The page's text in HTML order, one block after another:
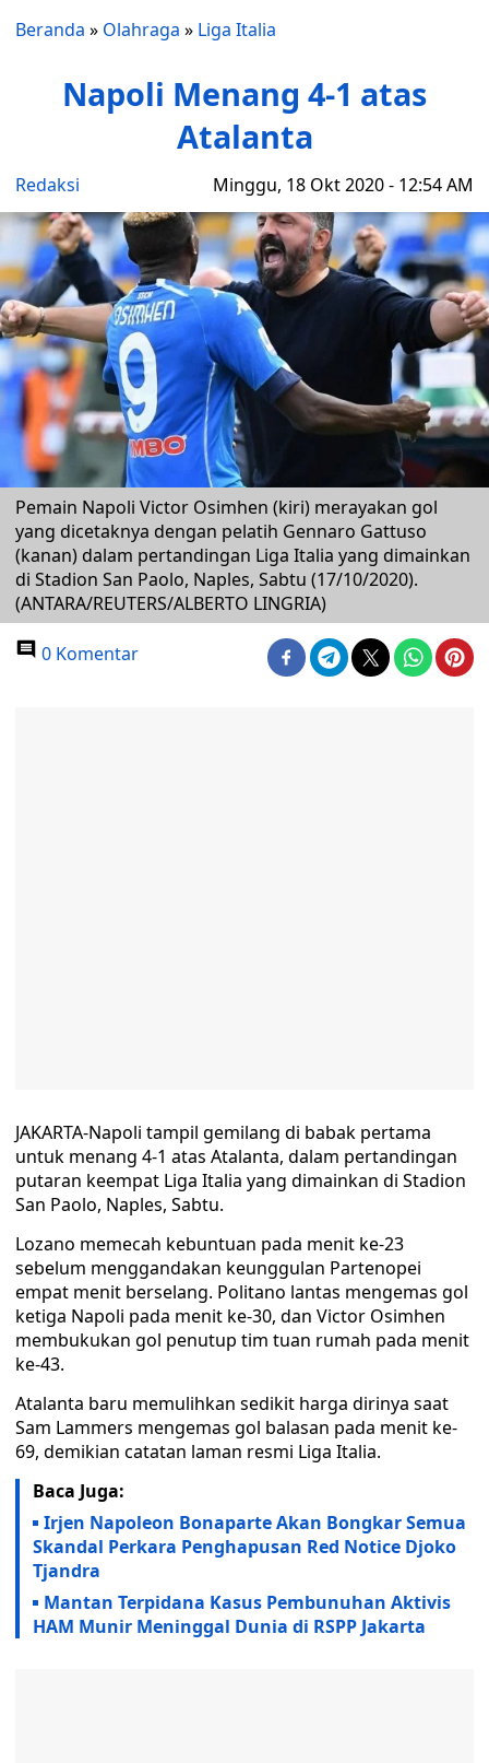
Beranda » Olahraga » Liga Italia
Napoli Menang 4-1 atas
Atalanta
Redaksi Minggu, 18 Okt 2020 - 12:54 AM
Pemain Napoli Victor Osimhen (kiri) merayakan gol
yang dicetaknya dengan pelatih Gennaro Gattuso
(kanan) dalam pertandingan Liga Italia yang dimainkan
di Stadion San Paolo, Naples, Sabtu (17/10/2020).
(ANTARA/REUTERS/ALBERTO LINGRIA)
0 Komentar
JAKARTA-Napoli tampil gemilang di babak pertama
untuk menang 4-1 atas Atalanta, dalam pertandingan
putaran keempat Liga Italia yang dimainkan di Stadion
San Paolo, Naples, Sabtu.
Lozano memecah kebuntuan pada menit ke-23
sebelum menggandakan keunggulan Partenopei
empat menit berselang. Politano lantas mengemas gol
ketiga Napoli pada menit ke-30, dan Victor Osimhen
membukukan gol penutup tim tuan rumah pada menit
ke-43.
Atalanta baru memulihkan sedikit harga dirinya saat
Sam Lammers mengemas gol balasan pada menit ke-
69, demikian catatan laman resmi Liga Italia.
Baca Juga:
Irjen Napoleon Bonaparte Akan Bongkar Semua
Skandal Perkara Penghapusan Red Notice Djoko
Tjandra
Mantan Terpidana Kasus Pembunuhan Aktivis
HAM Munir Meninggal Dunia di RSPP Jakarta